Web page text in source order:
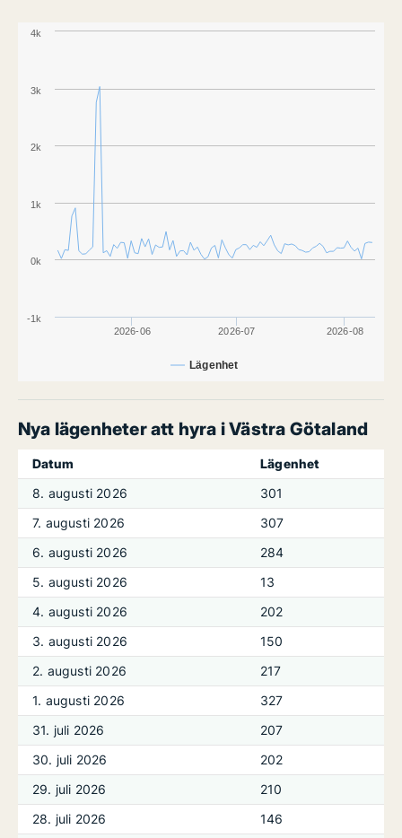
Lägenhet
2026-06 2026-07 2026-08
0k
1k
2k
3k
-1k
4k
Nya lägenheter att hyra i Västra Götaland
Datum
Lägenhet
8. augusti 2026
301
7. augusti 2026
307
6. augusti 2026
284
5. augusti 2026
13
4. augusti 2026
202
3. augusti 2026
150
2. augusti 2026
217
1. augusti 2026
327
31. juli 2026
207
30. juli 2026
202
29. juli 2026
210
28. juli 2026
146